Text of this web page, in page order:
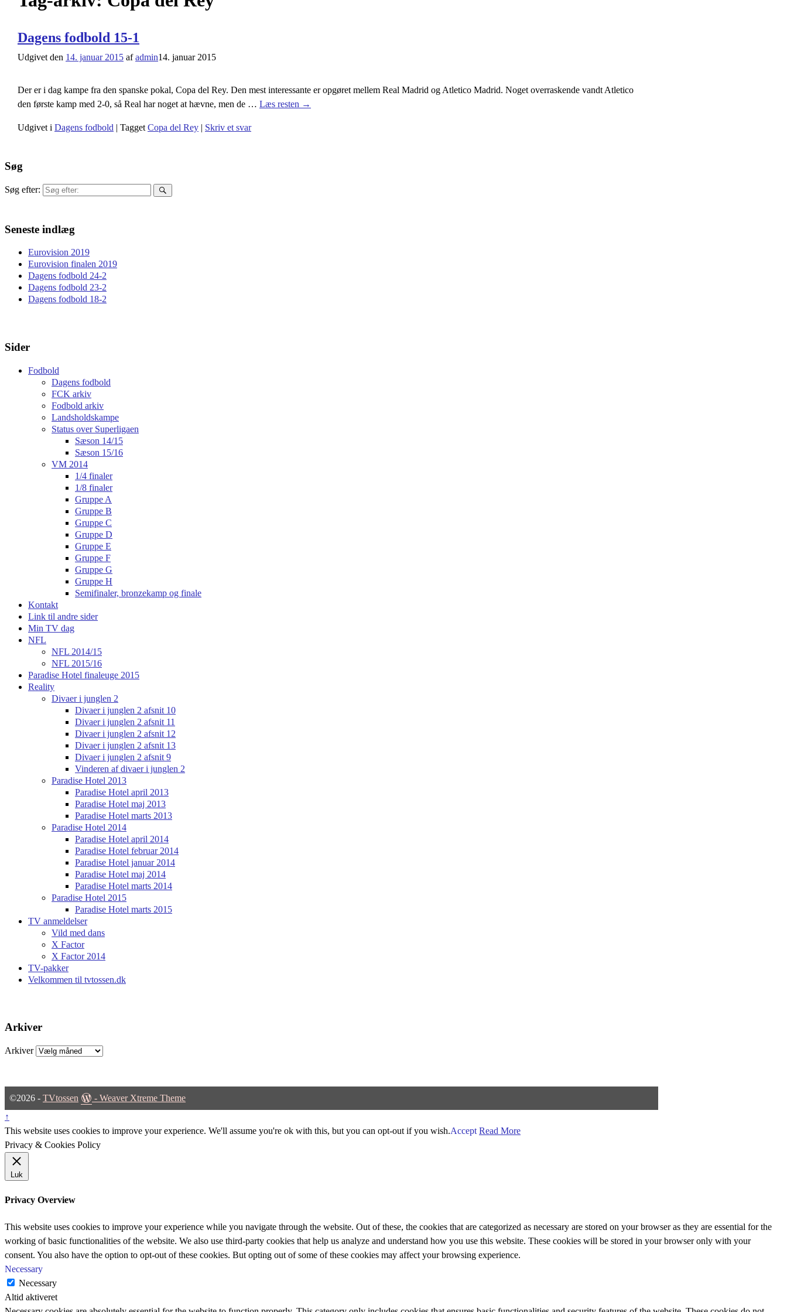
Dagens fodbold 15-1
Udgivet den 14. januar 2015 afadmin14. januar 2015
Der er i dag kampe fra den spanske pokal, Copa del Rey. Den mest interessante er opgøret mellem Real Madrid og Atletico Madrid. Noget overraskende vandt Atletico
den første kamp med 2-0, så Real har noget at hævne, men de … Læs resten →
Udgivet i Dagens fodbold | Tagget Copa del Rey | Skriv et svar
Søg
Søg efter:
Seneste indlæg
Eurovision 2019
Eurovision finalen 2019
Dagens fodbold 24-2
Dagens fodbold 23-2
Dagens fodbold 18-2
Sider
Fodbold
Dagens fodbold
FCK arkiv
Fodbold arkiv
Landsholdskampe
Status over Superligaen
Sæson 14/15
Sæson 15/16
VM 2014
1/4 finaler
1/8 finaler
Gruppe A
Gruppe B
Gruppe C
Gruppe D
Gruppe E
Gruppe F
Gruppe G
Gruppe H
Semifinaler, bronzekamp og finale
Kontakt
Link til andre sider
Min TV dag
NFL
NFL 2014/15
NFL 2015/16
Paradise Hotel finaleuge 2015
Reality
Divaer i junglen 2
Divaer i junglen 2 afsnit 10
Divaer i junglen 2 afsnit 11
Divaer i junglen 2 afsnit 12
Divaer i junglen 2 afsnit 13
Divaer i junglen 2 afsnit 9
Vinderen af divaer i junglen 2
Paradise Hotel 2013
Paradise Hotel april 2013
Paradise Hotel maj 2013
Paradise Hotel marts 2013
Paradise Hotel 2014
Paradise Hotel april 2014
Paradise Hotel februar 2014
Paradise Hotel januar 2014
Paradise Hotel maj 2014
Paradise Hotel marts 2014
Paradise Hotel 2015
Paradise Hotel marts 2015
TV anmeldelser
Vild med dans
X Factor
X Factor 2014
TV-pakker
Velkommen til tvtossen.dk
Arkiver
Arkiver
©2026 - TVtossen - Weaver Xtreme Theme
↑
This website uses cookies to improve your experience. We'll assume you're ok with this, but you can opt-out if you wish.Accept Read More
Privacy & Cookies Policy
Luk
Privacy Overview
This website uses cookies to improve your experience while you navigate through the website. Out of these, the cookies that are categorized as necessary are stored on your browser as they are essential for the
working of basic functionalities of the website. We also use third-party cookies that help us analyze and understand how you use this website. These cookies will be stored in your browser only with your
consent. You also have the option to opt-out of these cookies. But opting out of some of these cookies may affect your browsing experience.
Necessary
Necessary
Altid aktiveret